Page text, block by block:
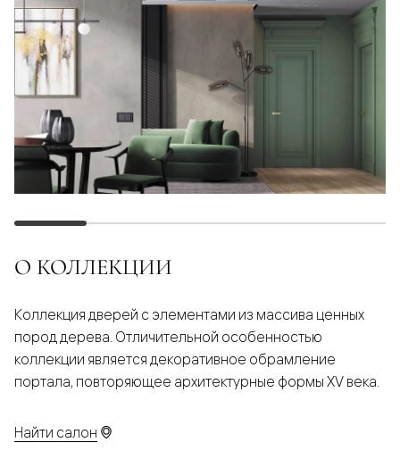
О КОЛЛЕКЦИИ
Коллекция дверей с элементами из массива ценных
пород дерева. Отличительной особенностью
коллекции является декоративное обрамление
портала, повторяющее архитектурные формы XV века.
Найти салон